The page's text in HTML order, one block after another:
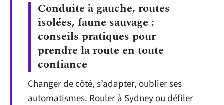
Conduite à gauche, routes
isolées, faune sauvage :
conseils pratiques pour
prendre la route en toute
confiance
Changer de côté, s’adapter, oublier ses
automatismes. Rouler à Sydney ou défiler